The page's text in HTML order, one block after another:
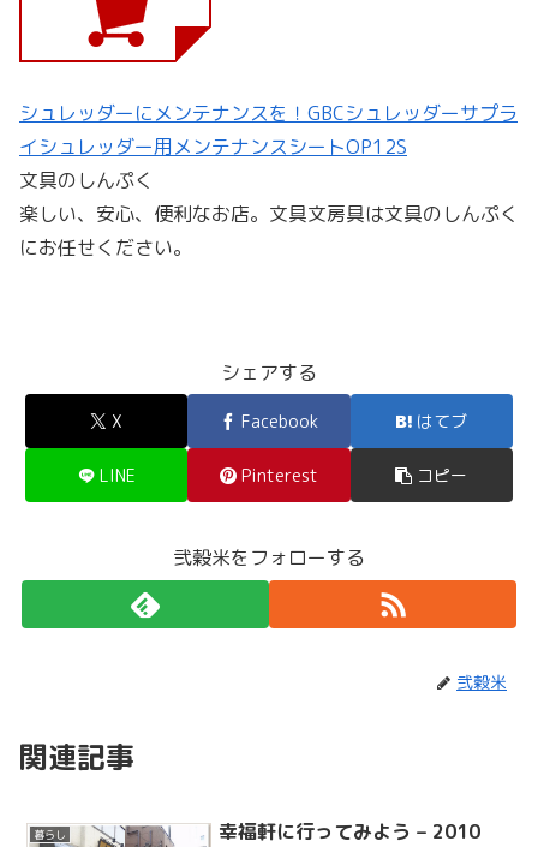
シュレッダーにメンテナンスを！GBCシュレッダーサプラ
イシュレッダー用メンテナンスシートOP12S
文具のしんぷく
楽しい、安心、便利なお店。文具文房具は文具のしんぷく
にお任せください。
シェアする
X Facebook はてブ
LINE Pinterest コピー
弐穀米をフォローする
弐穀米
関連記事
暮らし 幸福軒に行ってみよう – 2010